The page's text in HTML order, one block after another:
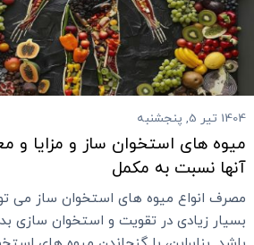
1404 تیر 5, پنجشنبه
میوه های استخوان ساز و مزایا و
آنها نسبت به مکمل
مصرف انواع میوه های استخوان ساز می
بسیار زیادی در تقویت و استخوان سازی